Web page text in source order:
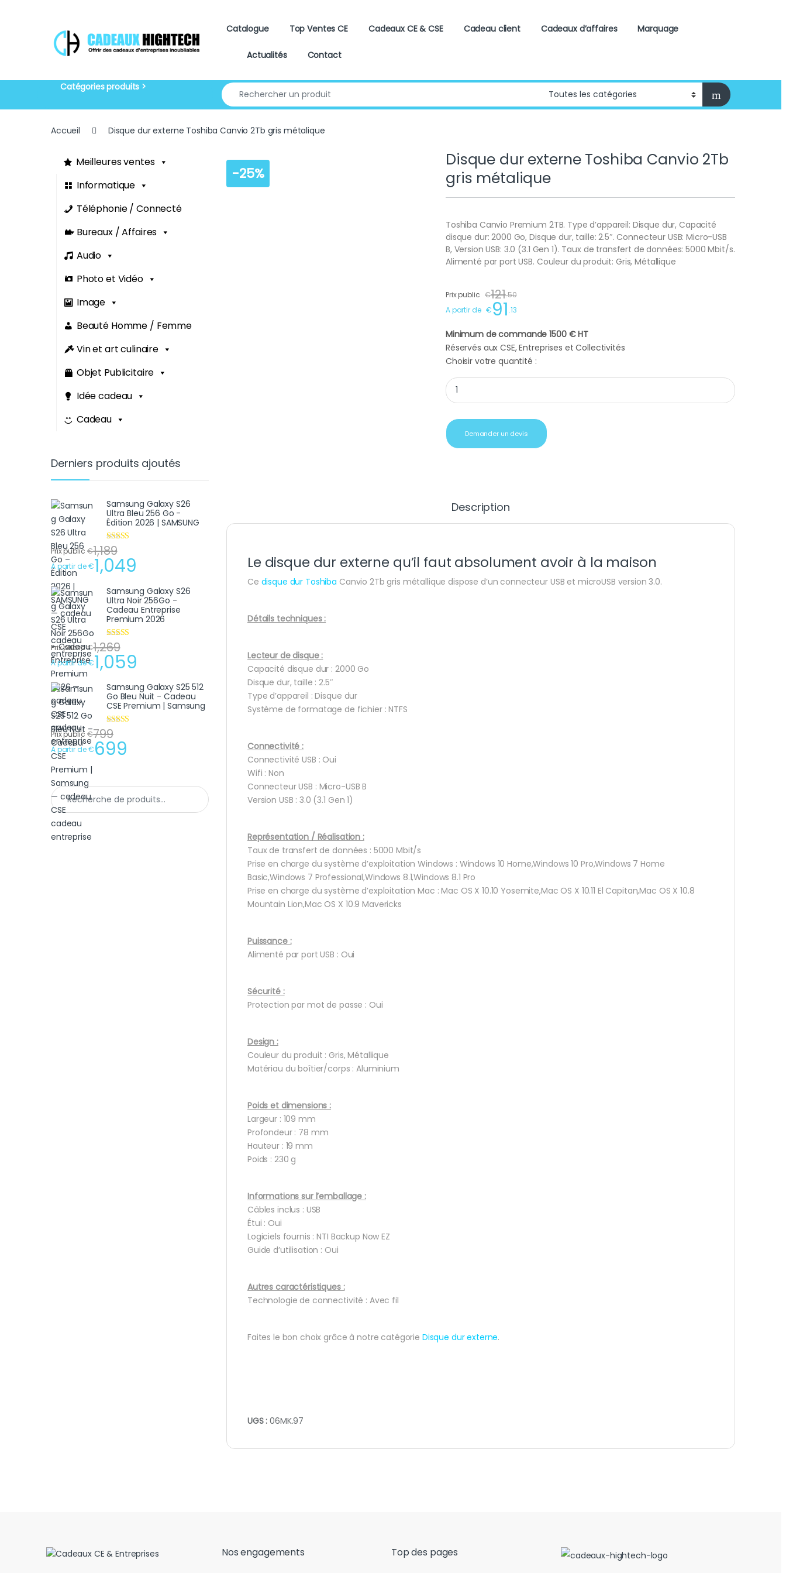
Catalogue
Top Ventes CE Cadeaux CE & CSE Cadeau client Cadeaux d’affaires Marquage
Actualités Contact
Search for:
Accueil Disque dur externe Toshiba Canvio 2Tb gris métalique
-25%
Disque dur externe Toshiba Canvio 2Tb
gris métalique
Toshiba Canvio Premium 2TB. Type d’appareil: Disque dur, Capacité
disque dur: 2000 Go, Disque dur, taille: 2.5″. Connecteur USB: Micro-USB
B, Version USB: 3.0 (3.1 Gen 1). Taux de transfert de données: 5000 Mbit/s.
Alimenté par port USB. Couleur du produit: Gris, Métallique
Prix public €121.50
A partir de €91 .13
Minimum de commande 1500 € HT
Réservés aux CSE, Entreprises et Collectivités
Choisir votre quantité :
Disque dur externe Toshiba Canvio 2Tb gris métalique quantity
Demander un devis
Description
Le disque dur externe qu’il faut absolument avoir à la maison
Ce disque dur Toshiba Canvio 2Tb gris métallique dispose d’un connecteur USB et microUSB version 3.0.
Détails techniques :
Lecteur de disque :
Capacité disque dur : 2000 Go
Disque dur, taille : 2.5″
Type d’appareil : Disque dur
Système de formatage de fichier : NTFS
Connectivité :
Connectivité USB : Oui
Wifi : Non
Connecteur USB : Micro-USB B
Version USB : 3.0 (3.1 Gen 1)
Représentation / Réalisation :
Taux de transfert de données : 5000 Mbit/s
Prise en charge du système d’exploitation Windows : Windows 10 Home,Windows 10 Pro,Windows 7 Home
Basic,Windows 7 Professional,Windows 8.1,Windows 8.1 Pro
Prise en charge du système d’exploitation Mac : Mac OS X 10.10 Yosemite,Mac OS X 10.11 El Capitan,Mac OS X 10.8
Mountain Lion,Mac OS X 10.9 Mavericks
Puissance :
Alimenté par port USB : Oui
Sécurité :
Protection par mot de passe : Oui
Design :
Couleur du produit : Gris, Métallique
Matériau du boîtier/corps : Aluminium
Poids et dimensions :
Largeur : 109 mm
Profondeur : 78 mm
Hauteur : 19 mm
Poids : 230 g
Informations sur l’emballage :
Câbles inclus : USB
Étui : Oui
Logiciels fournis : NTI Backup Now EZ
Guide d’utilisation : Oui
Autres caractéristiques :
Technologie de connectivité : Avec fil
Faites le bon choix grâce à notre catégorie Disque dur externe.
UGS :06MK.97
Meilleures ventes
Informatique
Téléphonie / Connecté
Bureaux / Affaires
Audio
Photo et Vidéo
Image
Beauté Homme / Femme
Vin et art culinaire
Objet Publicitaire
Idée cadeau
Cadeau
Derniers produits ajoutés
Samsung Galaxy S26
Ultra Bleu 256 Go -
Édition 2026 | SAMSUNG
Note
sur 5
Prix public €1,189
A partir de €1,049
Samsung Galaxy S26
Ultra Noir 256Go -
Cadeau Entreprise
Premium 2026
Note
sur 5
Prix public €1,269
A partir de €1,059
Samsung Galaxy S25 512
Go Bleu Nuit - Cadeau
CSE Premium | Samsung
Note
sur 5
Prix public €799
A partir de €699
Recherche pour :
Nos engagements Top des pages